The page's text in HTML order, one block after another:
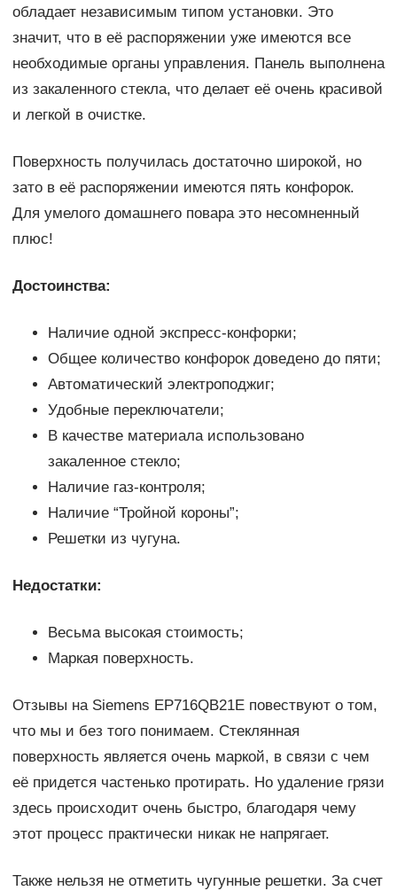
обладает независимым типом установки. Это
значит, что в её распоряжении уже имеются все
необходимые органы управления. Панель выполнена
из закаленного стекла, что делает её очень красивой
и легкой в очистке.
Поверхность получилась достаточно широкой, но
зато в её распоряжении имеются пять конфорок.
Для умелого домашнего повара это несомненный
плюс!
Достоинства:
Наличие одной экспресс-конфорки;
Общее количество конфорок доведено до пяти;
Автоматический электроподжиг;
Удобные переключатели;
В качестве материала использовано
закаленное стекло;
Наличие газ-контроля;
Наличие “Тройной короны”;
Решетки из чугуна.
Недостатки:
Весьма высокая стоимость;
Маркая поверхность.
Отзывы на Siemens EP716QB21E повествуют о том,
что мы и без того понимаем. Стеклянная
поверхность является очень маркой, в связи с чем
её придется частенько протирать. Но удаление грязи
здесь происходит очень быстро, благодаря чему
этот процесс практически никак не напрягает.
Также нельзя не отметить чугунные решетки. За счет